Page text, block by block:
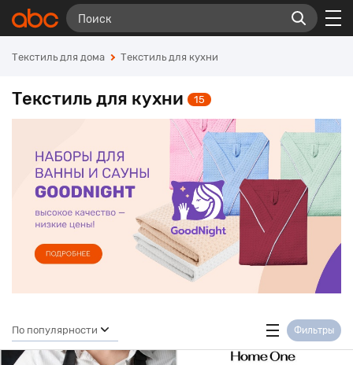
Текстиль для дома Текстиль для кухни
Текстиль для кухни 15
По популярности Фильтры